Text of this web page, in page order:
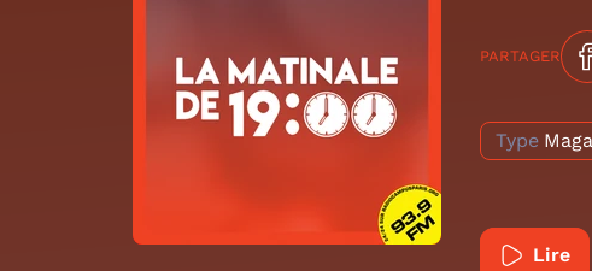
PARTAGER
Type
Lire